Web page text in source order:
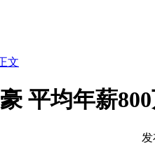
文
平均年薪
发